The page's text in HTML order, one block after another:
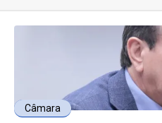
Câmara